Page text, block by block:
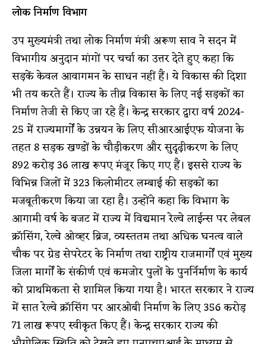
लोक निर्माण विभाग
उप मुख्यमंत्री तथा लोक निर्माण मंत्री अरूण साव ने सदन में
विभागीय अनुदान मांगों पर चर्चा का उत्तर देते हुए कहा कि
सड़कें केवल आवागमन के साधन नहीं हैं। ये विकास की दिशा
भी तय करते हैं। राज्य के तीव्र विकास के लिए नई सड़कों का
निर्माण तेजी से किए जा रहे हैं। केन्द्र सरकार द्वारा वर्ष 2024-
25 में राज्यमार्गाें के उन्नयन के लिए सीआरआईएफ योजना के
तहत 8 सड़क खण्डों के चौड़ीकरण और सुदृढ़ीकरण के लिए
892 करोड़ 36 लाख रूपए मंजूर किए गए हैं। इससे राज्य के
विभिन्न जिलों में 323 किलोमीटर लम्बाई की सड़कों का
मजबूतीकरण किया जा रहा है। उन्होंने कहा कि विभाग के
आगामी वर्ष के बजट में राज्य में विद्यमान रेल्वे लाईन्स पर लेबल
क्रॉसिंग, रेल्वे ओव्हर ब्रिज, व्यस्ततम तथा अधिक घनत्व वाले
चौक पर ग्रेड सेपरेटर के निर्माण तथा राष्ट्रीय राजमार्गाें एवं मुख्य
जिला मार्गाें के संकीर्ण एवं कमजोर पुलों के पुनर्निर्माण के कार्य
को प्राथमिकता से शामिल किया गया है। भारत सरकार ने राज्य
में सात रेल्वे क्रॉसिंग पर आरओबी निर्माण के लिए 356 करोड़
71 लाख रूपए स्वीकृत किए हैं। केन्द्र सरकार राज्य की